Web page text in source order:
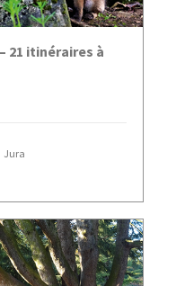
21 itinéraires à
Jura